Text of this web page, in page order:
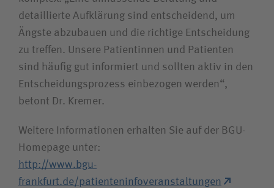
detaillierte Aufklärung sind entscheidend, um
Ängste abzubauen und die richtige Entscheidung
zu treffen. Unsere Patientinnen und Patienten
sind häufig gut informiert und sollten aktiv in den
Entscheidungsprozess einbezogen werden“,
betont Dr. Kremer.
Weitere Informationen erhalten Sie auf der BGU-
Homepage unter:
http://www.bgu-
frankfurt.de/patienteninfoveranstaltungen